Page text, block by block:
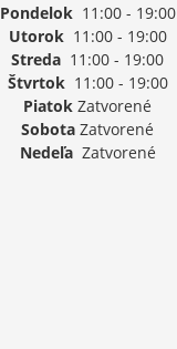
Pondelok11:00 - 19:00
Utorok11:00 - 19:00
Streda 11:00 - 19:00
Štvrtok11:00 - 19:00
Piatok Zatvorené
Sobota Zatvorené
NedeľaZatvorené